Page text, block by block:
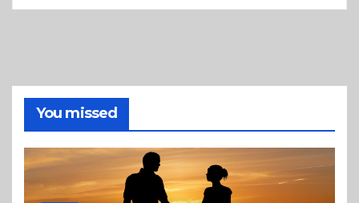
richtige
Entscheidung
You missed